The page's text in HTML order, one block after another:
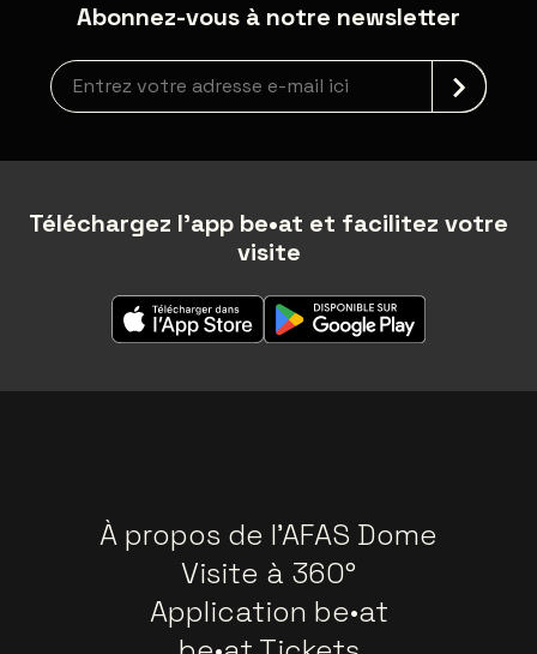
Abonnez-vous à notre newsletter
Inscription à la newsletter
Téléchargez l'app be•at et facilitez votre
visite
À propos de l'AFAS Dome
Visite à 360°
Application be•at